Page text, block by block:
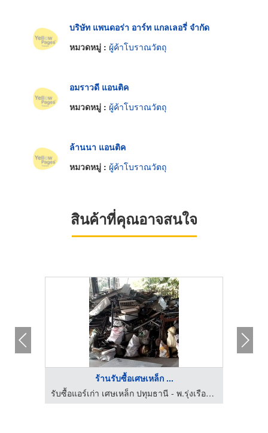
บริษัท แพนดอร่า อาร์ท แกลเลอรี่ จำกัด
หมวดหมู่ : ผู้ค้าโบราณวัตถุ
อมราวดี แอนติค
หมวดหมู่ : ผู้ค้าโบราณวัตถุ
ล้านนา แอนติค
หมวดหมู่ : ผู้ค้าโบราณวัตถุ
สินค้าที่คุณอาจสนใจ
ร้านรับซื้อเศษเหล็ก ...
รับซื้อแอร์เก่า เศษเหล็ก ปทุมธานี - พ.รุ่งเรืองรีไซเคิล